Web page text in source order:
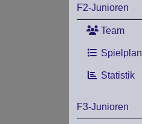
F2-Junioren
Team
Spielplan
Statistik
F3-Junioren